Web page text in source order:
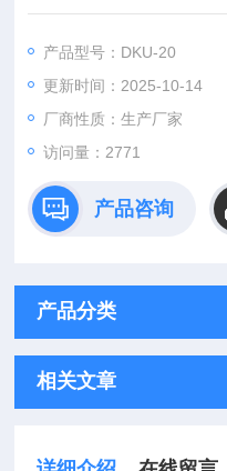
槽采用微电脑触控式仪表，
产品型号：DKU-20
更新时间：2025-10-14
厂商性质：生产厂家
访问量：2771
产品咨询
产品分类
相关文章